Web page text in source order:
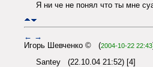
Я ни че не понял что ты мне
← →
Игорь Шевченко © (2004-10-22 22:43
Santey (22.10.04 21:52) [4]